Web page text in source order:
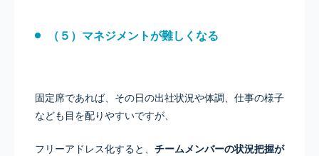
（５）マネジメントが難しくなる
固定席であれば、その日の出社状況や体調、仕事の様子
なども目を配りやすいですが、
フリーアドレス化すると、 チームメンバーの状況把握が